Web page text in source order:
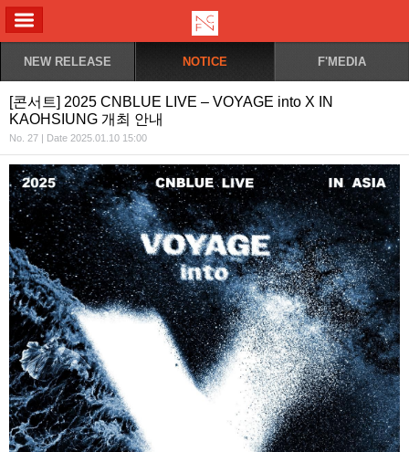
NEW RELEASE NOTICE F'MEDIA
[콘서트] 2025 CNBLUE LIVE – VOYAGE into X IN
KAOHSIUNG 개최 안내
No. 27 | Date 2025.01.10 15:00